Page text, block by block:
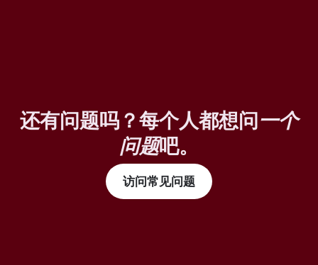
还有问题吗？每个人都想问一个
问题吧。
访问常见问题